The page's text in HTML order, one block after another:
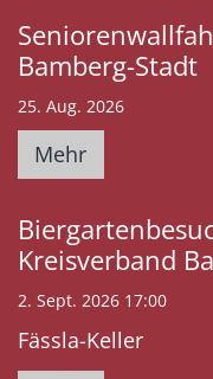
Bamberg-Stadt
25. Aug. 2026
Mehr
Kreisverband
2. Sept. 2026 17:00
Fässla-Keller